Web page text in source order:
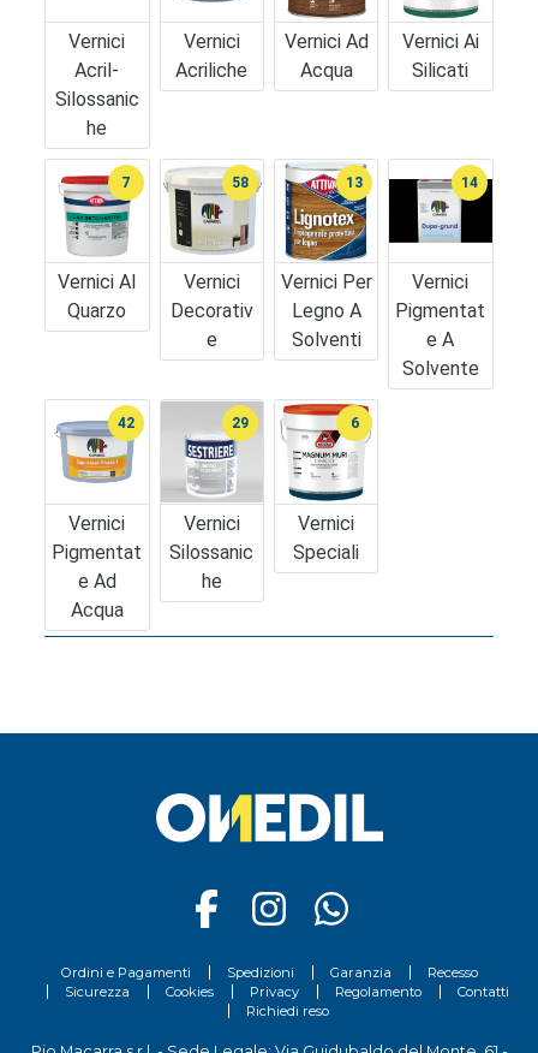
Vernici
Acril-
Silossanic
He
Vernici
Acriliche
Vernici Ad
Acqua
Vernici Ai
Silicati
Vernici Al
Quarzo
7
Vernici
Decorativ
E
58
Vernici Per
Legno A
Solventi
13
Vernici
Pigmentat
E A
Solvente
14
Vernici
Pigmentat
E Ad
Acqua
42
Vernici
Silossanic
He
29
Vernici
Speciali
6
Ordini e Pagamenti Spedizioni Garanzia
Recesso
Sicurezza
Cookies Privacy Regolamento
Contatti
Richiedi reso